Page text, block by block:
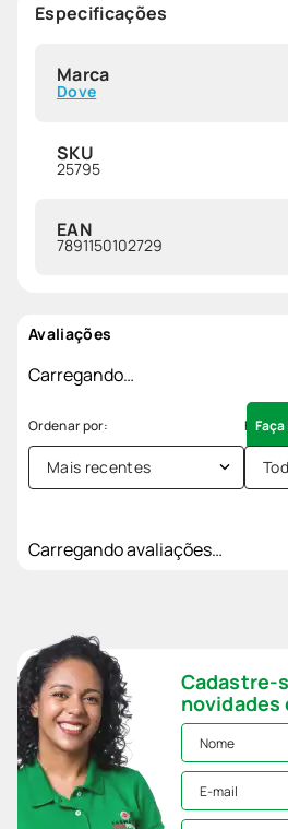
Especificações
Marca
Dove
SKU
25795
EAN
7891150102729
Avaliações
Carregando…
Mais recentes
Carregando avaliações…
Cadastre-
novidades